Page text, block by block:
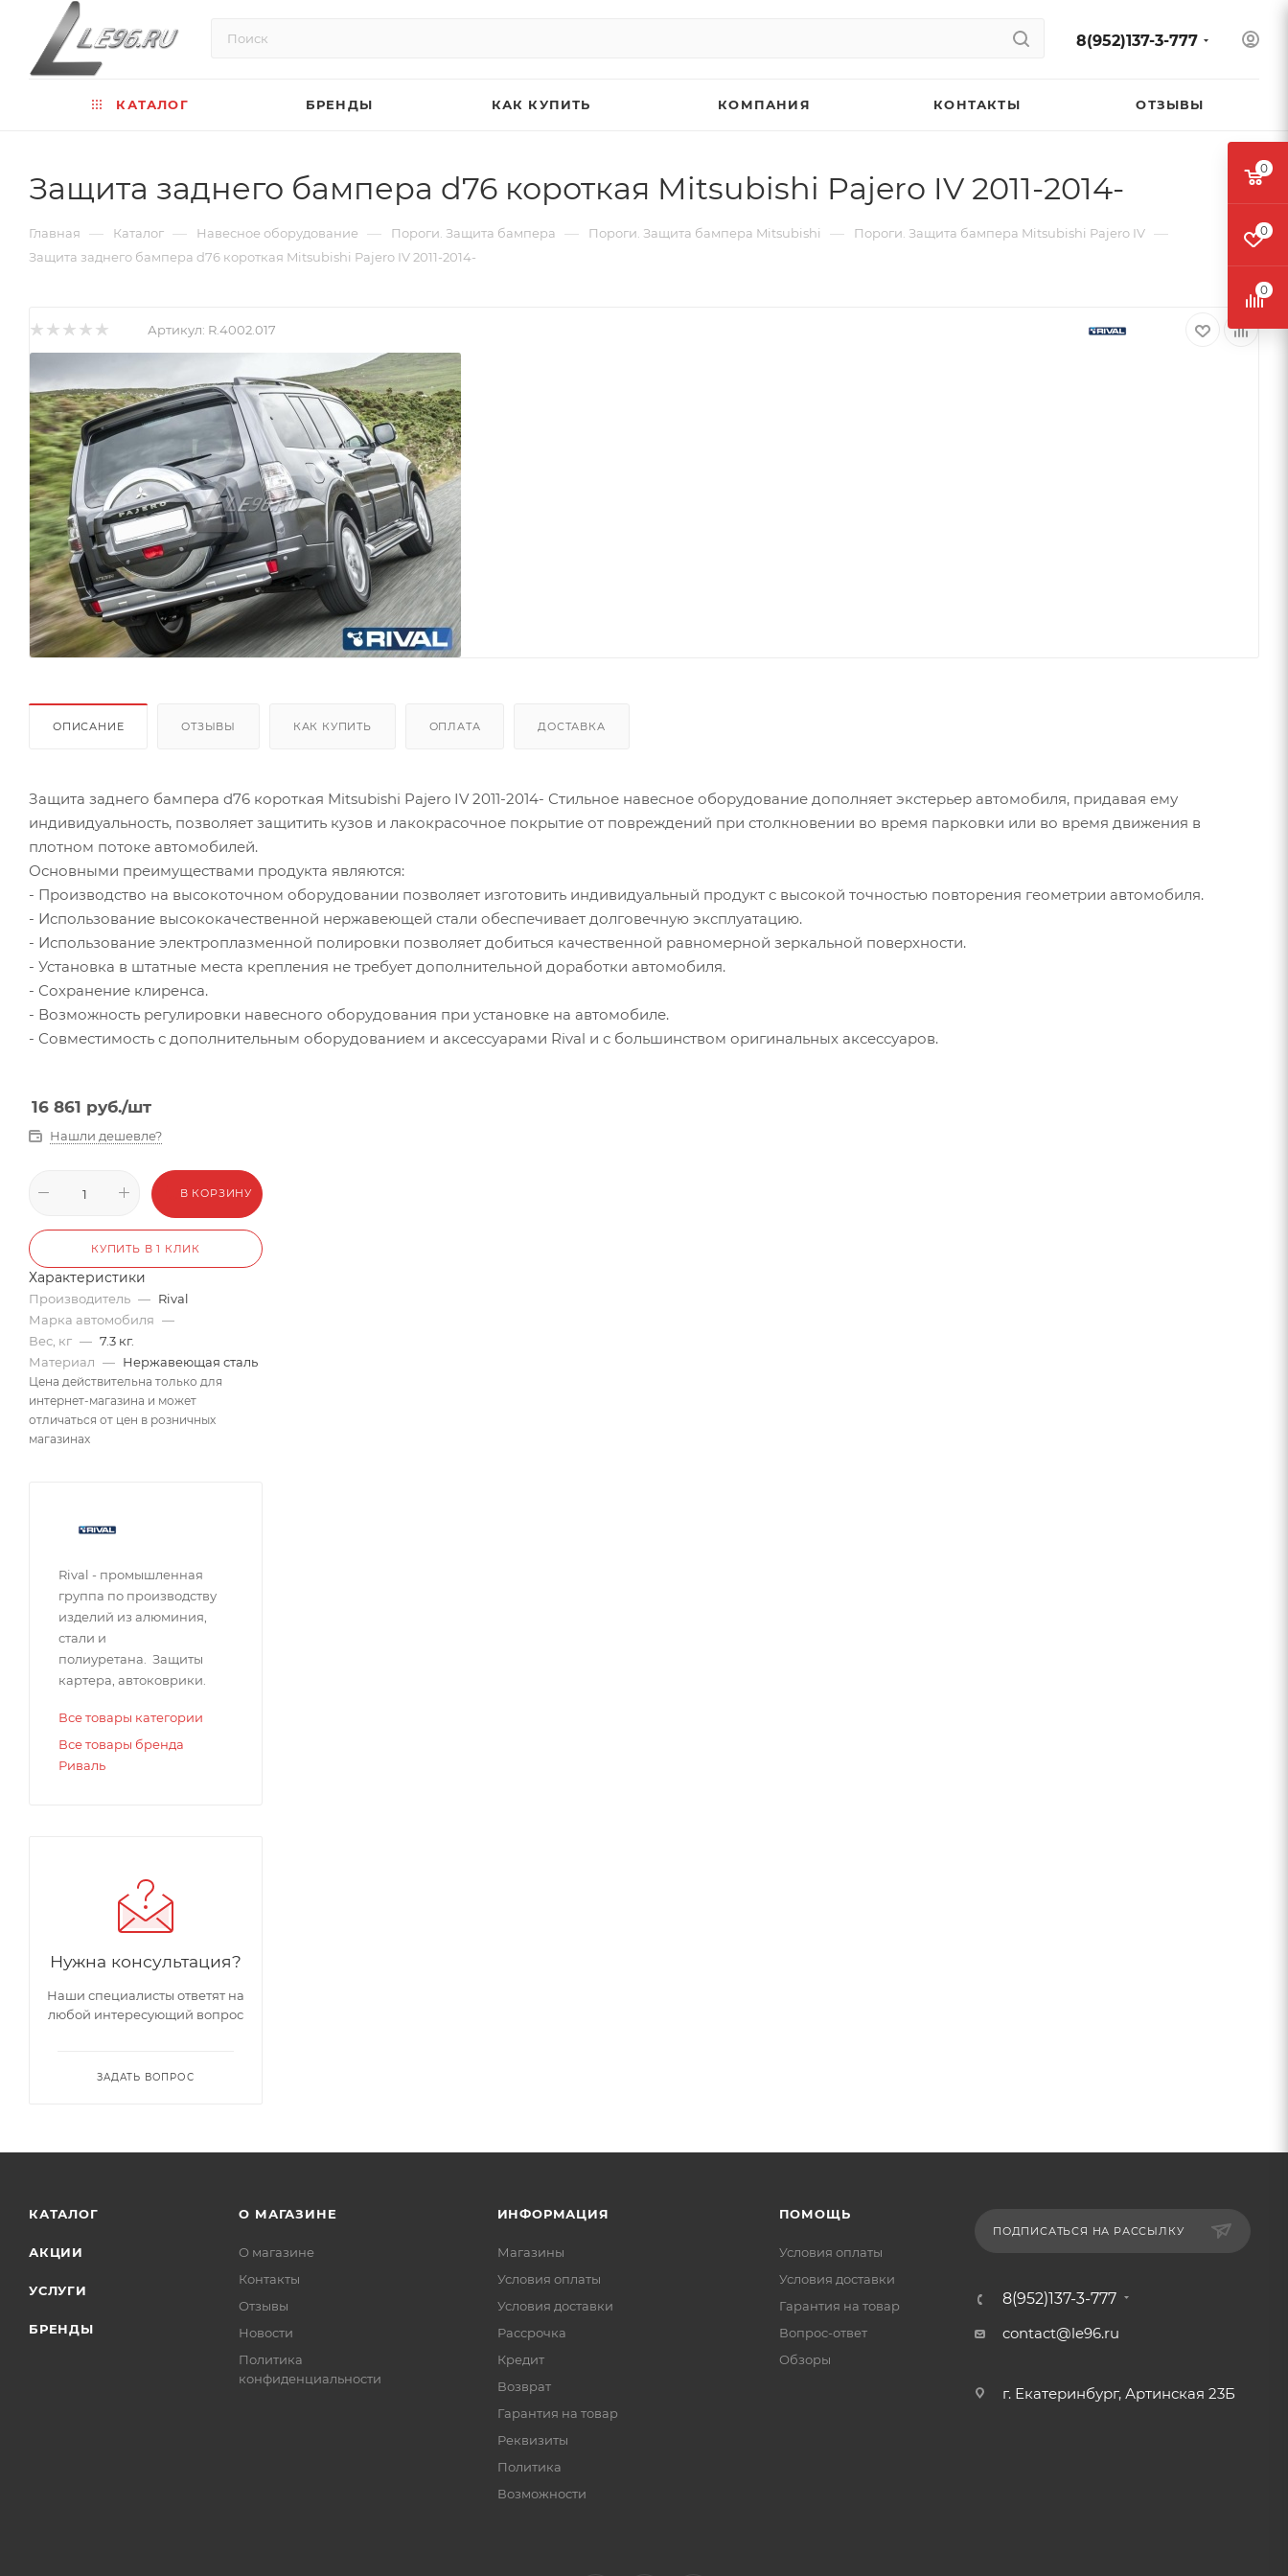
8(952)137-3-777
КАТАЛОГ БРЕНДЫ КАК КУПИТЬ КОМПАНИЯ КОНТАКТЫ ОТЗЫВЫ
Защита заднего бампера d76 короткая Mitsubishi Pajero IV 2011-2014-
Главная — Каталог — Навесное оборудование — Пороги. Защита бампера — Пороги. Защита бампера Mitsubishi — Пороги. Защита бампера Mitsubishi Pajero IV —
Защита заднего бампера d76 короткая Mitsubishi Pajero IV 2011-2014-
Артикул: R.4002.017
ОПИСАНИЕ ОТЗЫВЫ КАК КУПИТЬ ОПЛАТА ДОСТАВКА
Защита заднего бампера d76 короткая Mitsubishi Pajero IV 2011-2014- Стильное навесное оборудование дополняет экстерьер автомобиля, придавая ему
индивидуальность, позволяет защитить кузов и лакокрасочное покрытие от повреждений при столкновении во время парковки или во время движения в
плотном потоке автомобилей.
Основными преимуществами продукта являются:
- Производство на высокоточном оборудовании позволяет изготовить индивидуальный продукт с высокой точностью повторения геометрии автомобиля.
- Использование высококачественной нержавеющей стали обеспечивает долговечную эксплуатацию.
- Использование электроплазменной полировки позволяет добиться качественной равномерной зеркальной поверхности.
- Установка в штатные места крепления не требует дополнительной доработки автомобиля.
- Сохранение клиренса.
- Возможность регулировки навесного оборудования при установке на автомобиле.
- Совместимость с дополнительным оборудованием и аксессуарами Rival и с большинством оригинальных аксессуаров.
16 861 руб./шт
Нашли дешевле?
В КОРЗИНУ
КУПИТЬ В 1 КЛИК
Характеристики
Производитель — Rival
Марка автомобиля —
Вес, кг — 7.3 кг.
Материал — Нержавеющая сталь
Цена действительна только для
интернет-магазина и может
отличаться от цен в розничных
магазинах
Rival - промышленная
группа по производству
изделий из алюминия,
стали и
полиуретана. Защиты
картера, автоковрики.
Все товары категории
Все товары бренда
Риваль
Нужна консультация?
Наши специалисты ответят на
любой интересующий вопрос
ЗАДАТЬ ВОПРОС
КАТАЛОГ
АКЦИИ
УСЛУГИ
БРЕНДЫ
О МАГАЗИНЕ
О магазине
Контакты
Отзывы
Новости
Политика
конфиденциальности
ИНФОРМАЦИЯ
Магазины
Условия оплаты
Условия доставки
Рассрочка
Кредит
Возврат
Гарантия на товар
Реквизиты
Политика
Возможности
ПОМОЩЬ
Условия оплаты
Условия доставки
Гарантия на товар
Вопрос-ответ
Обзоры
ПОДПИСАТЬСЯ НА РАССЫЛКУ
8(952)137-3-777
contact@le96.ru
г. Екатеринбург, Артинская 23Б
0
0
0